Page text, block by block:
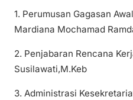
1. Perumusan Gagasan
Mardiana Mochamad
2. Penjabaran Rencana
Susilawati,M.Keb
3. Administrasi